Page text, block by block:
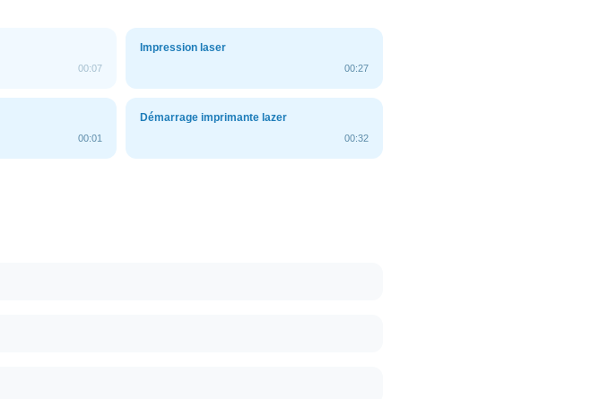
00:07
Impression laser
00:27
00:01
Démarrage imprimante lazer
00:32